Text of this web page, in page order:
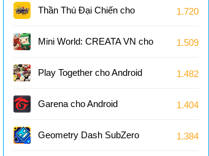
cho Android 1.048
Thần Thú Đại Chiến cho
Android
1.720
Mini World: CREATA VN cho
Android 1.7
1.509
Play Together cho Android
2.29
1.482
Garena cho Android 1.404
Geometry Dash SubZero 1.384